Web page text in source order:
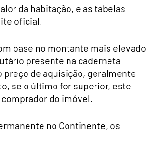
da habitação, e as tabelas
oficial.
base no montante mais elevado
presente na caderneta
preço de aquisição, geralmente
se o último for superior, este
do imóvel.
no Continente, os